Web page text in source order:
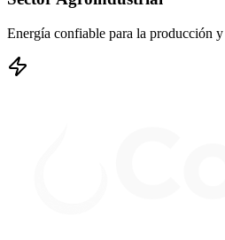
Energía confiable para la producción